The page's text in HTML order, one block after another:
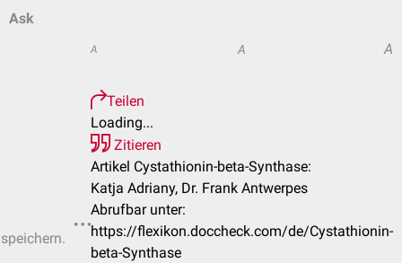
Ask
A A A
Teilen
Loading...
Zitieren
Artikel Cystathionin-beta-Synthase:
Katja Adriany, Dr. Frank Antwerpes
Abrufbar unter:
https://flexikon.doccheck.com/de/Cystathionin-
beta-Synthase